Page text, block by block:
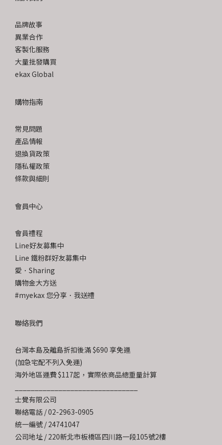
品牌故事
異業合作
客製化服務
大量批發購買
ekax Global
購物指南
常見問題
產品情報
退換貨政策
隱私權政策
條款與細則
會員中心
會員禮程
Line好友募集中
Line 鐵粉群好友募集中
愛．Sharing
購物金大方送
#myekax 您分享．我送禮
聯絡我們
台灣本島及離島折扣後滿 $690 享免運
(加急宅配不列入免運)
海外地區運費 $117起，實際依商品總重量計算
士覺有限公司
聯絡電話 / 02-2963-0905
統一編號 / 24741047
公司地址 / 220新北市板橋區四川路一段105號2樓